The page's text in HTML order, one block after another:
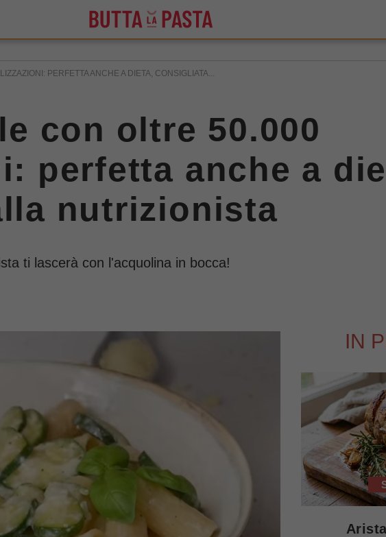
PERFETTA ANCHE A DIETA, CONSIGLIATA...
con oltre 50.000
perfetta anche a
nutrizionista
ti lascerà con l'acquolina in bocca!
IN